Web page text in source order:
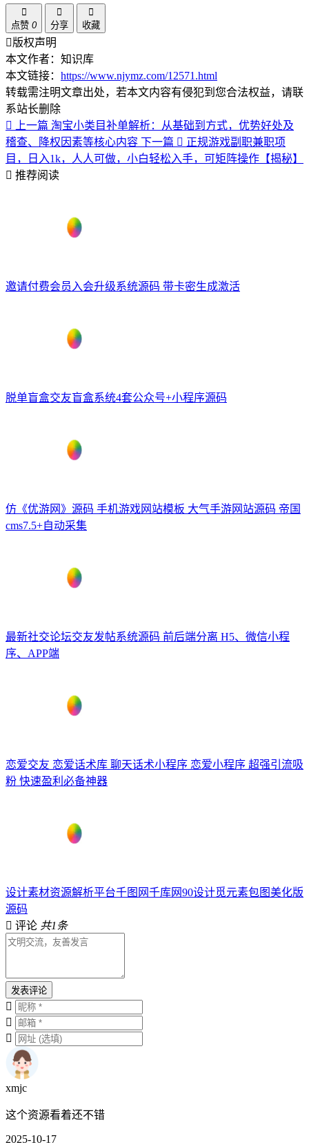
点赞 0 分享 收藏
版权声明
本文作者：知识库
本文链接： https://www.njymz.com/12571.html
转载需注明文章出处，若本文内容有侵犯到您合法权益，请联
系站长删除
上一篇 淘宝小类目补单解析：从基础到方式，优势好处及
稽查、降权因素等核心内容 下一篇
正规游戏副职兼职项
目，日入1k，人人可做，小白轻松入手，可矩阵操作【揭秘】
推荐阅读
邀请付费会员入会升级系统源码 带卡密生成激活
脱单盲盒交友盲盒系统4套公众号+小程序源码
仿《优游网》源码 手机游戏网站模板 大气手游网站源码 帝国
cms7.5+自动采集
最新社交论坛交友发帖系统源码 前后端分离 H5、微信小程
序、APP端
恋爱交友 恋爱话术库 聊天话术小程序 恋爱小程序 超强引流吸
粉 快速盈利必备神器
设计素材资源解析平台千图网千库网90设计觅元素包图美化版
源码
评论 共1条
发表评论
xmjc
这个资源看着还不错
2025-10-17